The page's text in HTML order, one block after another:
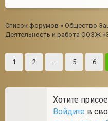
Список форумов » Общество
Деятельность и работа ООЗЖ
1 2 … 5 6
Хотите
Войдите в